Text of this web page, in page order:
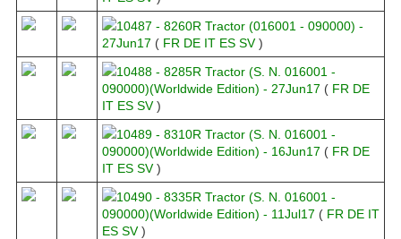
10487 - 8260R Tractor (016001 - 090000) -
27Jun17 ( FR DE IT ES SV)
10488 - 8285R Tractor (S. N. 016001 -
090000)(Worldwide Edition) - 27Jun17 ( FR DE
IT ES SV)
10489 - 8310R Tractor (S. N. 016001 -
090000)(Worldwide Edition) - 16Jun17 ( FR DE
IT ES SV)
10490 - 8335R Tractor (S. N. 016001 -
090000)(Worldwide Edition) - 11Jul17 ( FR DE IT
ES SV)